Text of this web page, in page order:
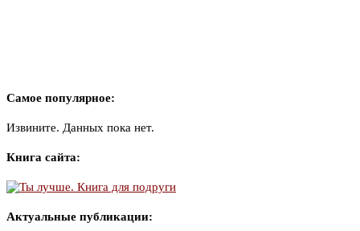
Самое популярное:
Извините. Данных пока нет.
Книга сайта:
Актуальные публикации: